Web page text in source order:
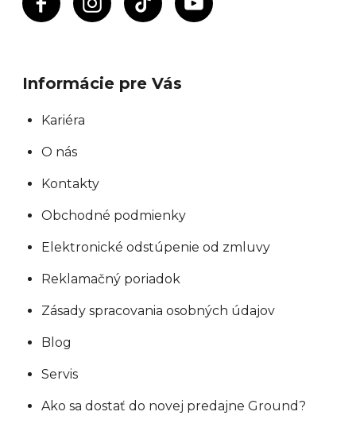
Informácie pre Vás
Kariéra
O nás
Kontakty
Obchodné podmienky
Elektronické odstúpenie od zmluvy
Reklamačný poriadok
Zásady spracovania osobných údajov
Blog
Servis
Ako sa dostať do novej predajne Ground?